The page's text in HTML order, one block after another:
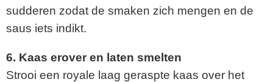
sudderen zodat de smaken zich mengen en de
saus iets indikt.
6. Kaas erover en laten smelten
Strooi een royale laag geraspte kaas over het